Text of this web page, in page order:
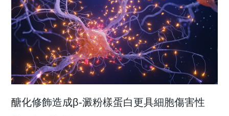
醣化修飾造成β-澱粉樣蛋白更具細胞傷害性